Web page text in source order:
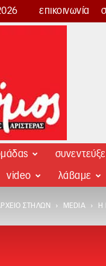
επικοινωνία
video λάβαμε
ΣΤΗΛΏΝ MEDIA Η